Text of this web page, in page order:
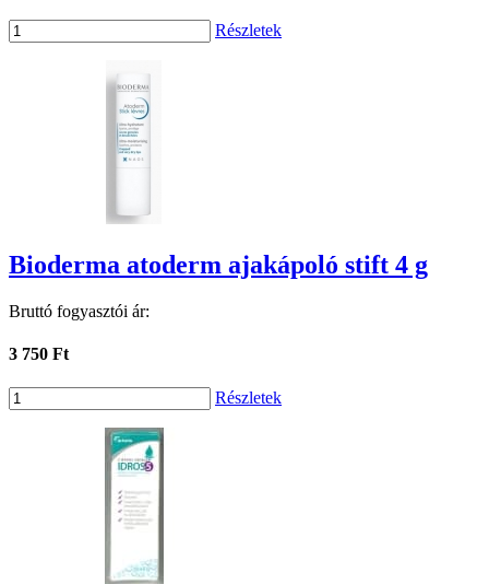
Részletek
Bioderma atoderm ajakápoló stift 4 g
Bruttó fogyasztói ár:
3 750 Ft
Részletek